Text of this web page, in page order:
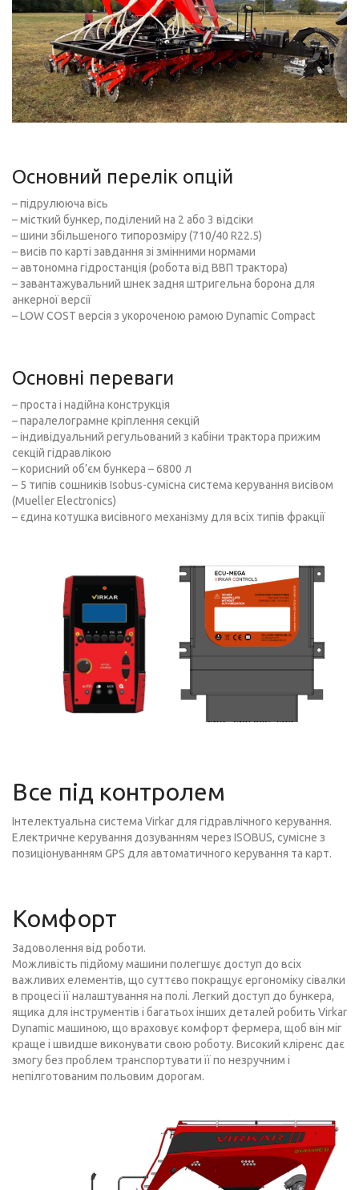
Основний перелік опцій
– підрулююча вісь
– місткий бункер, поділений на 2 або 3 відсіки
– шини збільшеного типорозміру (710/40 R22.5)
– висів по карті завдання зі змінними нормами
– автономна гідростанція (робота від ВВП трактора)
– завантажувальний шнек задня штригельна борона для
анкерної версії
– LOW COST версія з укороченою рамою Dynamic Compact
Основні переваги
– проста і надійна конструкція
– паралелограмне кріплення секцій
– індивідуальний регульований з кабіни трактора прижим
секцій гідравлікою
– корисний об’єм бункера – 6800 л
– 5 типів сошників Isobus-сумісна система керування висівом
(Mueller Electronics)
– єдина котушка висівного механізму для всіх типів фракції
Все під контролем
Інтелектуальна система Virkar для гідравлічного керування.
Електричне керування дозуванням через ISOBUS, сумісне з
позиціонуванням GPS для автоматичного керування та карт.
Комфорт
Задоволення від роботи.
Можливість підйому машини полегшує доступ до всіх
важливих елементів, що суттєво покращує ергономіку сівалки
в процесі її налаштування на полі. Легкий доступ до бункера,
ящика для інструментів і багатьох інших деталей робить Virkar
Dynamic машиною, що враховує комфорт фермера, щоб він міг
краще і швидше виконувати свою роботу. Високий кліренс дає
змогу без проблем транспортувати її по незручним і
непілготованим польовим дорогам.